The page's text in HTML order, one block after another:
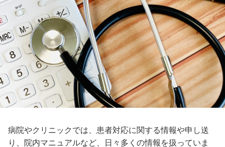
病院やクリニックでは、患者対応に関する情報や申し送
り、院内マニュアルなど、日々多くの情報を扱っていま